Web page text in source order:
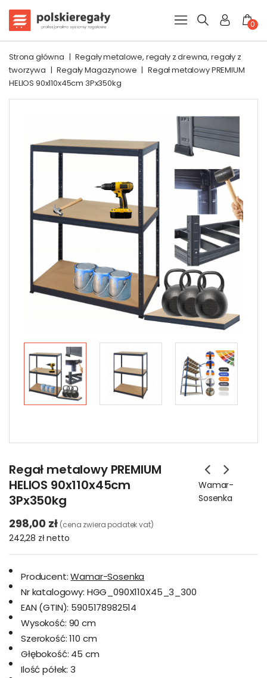
0
Strona główna | Regały metalowe, regały z drewna, regały z
tworzywa | Regały Magazynowe | Regał metalowy PREMIUM
HELIOS 90x110x45cm 3Px350kg
Regał metalowy PREMIUM
HELIOS 90x110x45cm
3Px350kg
Wamar-
Sosenka
298,00 zł (cena zwiera podatek vat)
242,28 złnetto
Producent: Wamar-Sosenka
Nr katalogowy: HGG_090X110X45_3_300
EAN (GTIN): 5905178982514
Wysokość: 90 cm
Szerokość: 110 cm
Głębokość: 45 cm
Ilość półek: 3